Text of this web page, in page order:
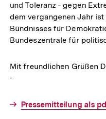
und Toleranz - gegen
dem vergangenen Jahr
Bündnisses für
Bundeszentrale für
Mit freundlichen Grüßen
-
Interner
Pressemitteilung als